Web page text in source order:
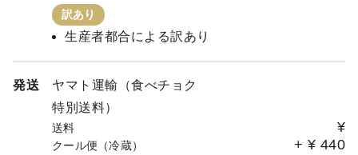
訳あり
生産者都合による訳あり
発送
ヤマト運輸（食べチョク
特別送料）
送料 ¥
クール便（冷蔵） + ¥ 440